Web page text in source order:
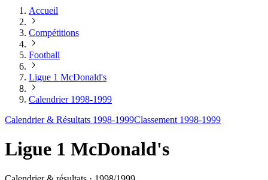
Accueil
Compétitions
Football
Ligue 1 McDonald's
Calendrier 1998-1999
Calendrier & Résultats 1998-1999Classement 1998-1999
Ligue 1 McDonald's